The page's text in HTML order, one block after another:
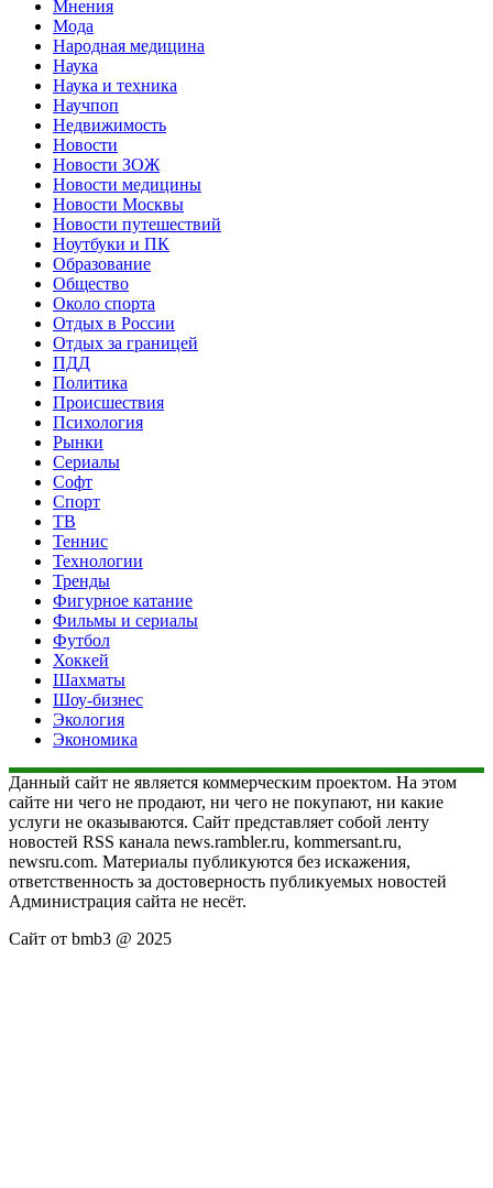
Мнения
Мода
Народная медицина
Наука
Наука и техника
Научпоп
Недвижимость
Новости
Новости ЗОЖ
Новости медицины
Новости Москвы
Новости путешествий
Ноутбуки и ПК
Образование
Общество
Около спорта
Отдых в России
Отдых за границей
ПДД
Политика
Происшествия
Психология
Рынки
Сериалы
Софт
Спорт
ТВ
Теннис
Технологии
Тренды
Фигурное катание
Фильмы и сериалы
Футбол
Хоккей
Шахматы
Шоу-бизнес
Экология
Экономика
Данный сайт не является коммерческим проектом. На этом
сайте ни чего не продают, ни чего не покупают, ни какие
услуги не оказываются. Сайт представляет собой ленту
новостей RSS канала news.rambler.ru, kommersant.ru,
newsru.com. Материалы публикуются без искажения,
ответственность за достоверность публикуемых новостей
Администрация сайта не несёт.
Сайт от bmb3 @ 2025